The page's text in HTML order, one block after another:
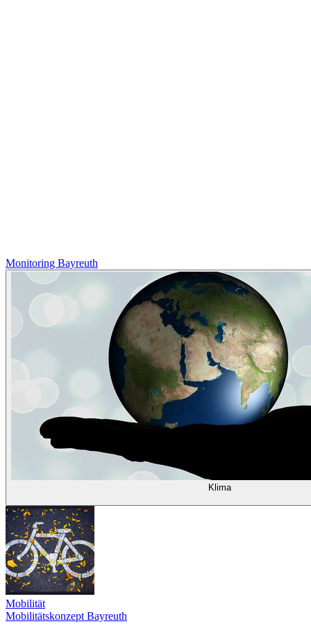
Monitoring Bayreuth
Klima
Mobilität
Mobilitätskonzept Bayreuth